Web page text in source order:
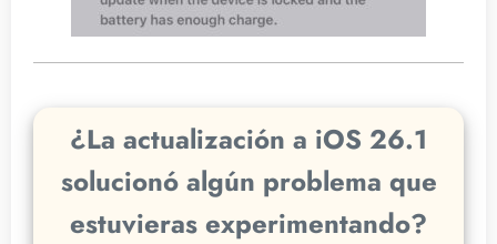
¿La actualización a iOS 26.1
solucionó algún problema que
estuvieras experimentando?